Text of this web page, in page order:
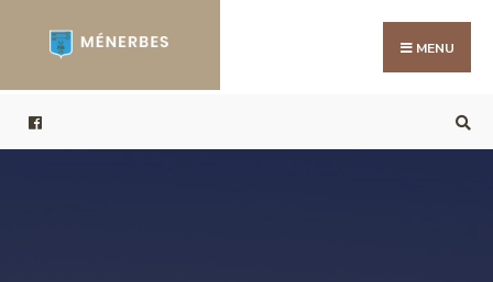
MENU
for: